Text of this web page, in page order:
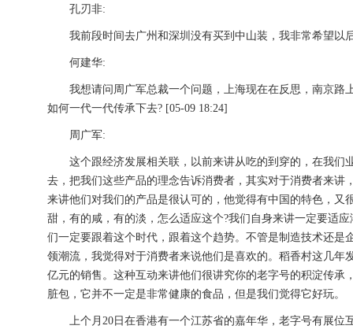
孔刃非:
我前段时间去广州和深圳没有买到中山装，我非常希望以
何建华:
我想请问周广军总裁一个问题，上海现在在反思，南京路
如何一代一代传承下去? [05-09 18:24]
周广军:
这个跟经济发展相关联，以前来讲从吃的到穿的，在我们
去，把我们这些产品的理念告诉消费者，其实对于消费者来
来讲他们对我们的产品是很认可的，他觉得有中国的特色，又
甜，有的咸，有的淡，怎么适应这个?我们自身来讲一定要适
们一定要跟着这个时代，跟着这个趋势。不管是制造技术还
领潮流，我觉得对于消费者来说他们是喜欢的。稻香村这几
亿元的销售。这种互动来讲他们很讲究你的老字号的积淀传
脏包，它并不一定是非常健康的食品，但是我们觉得它好玩。
上个月20日在香港有一个江苏省的嘉年华，老字号有展位